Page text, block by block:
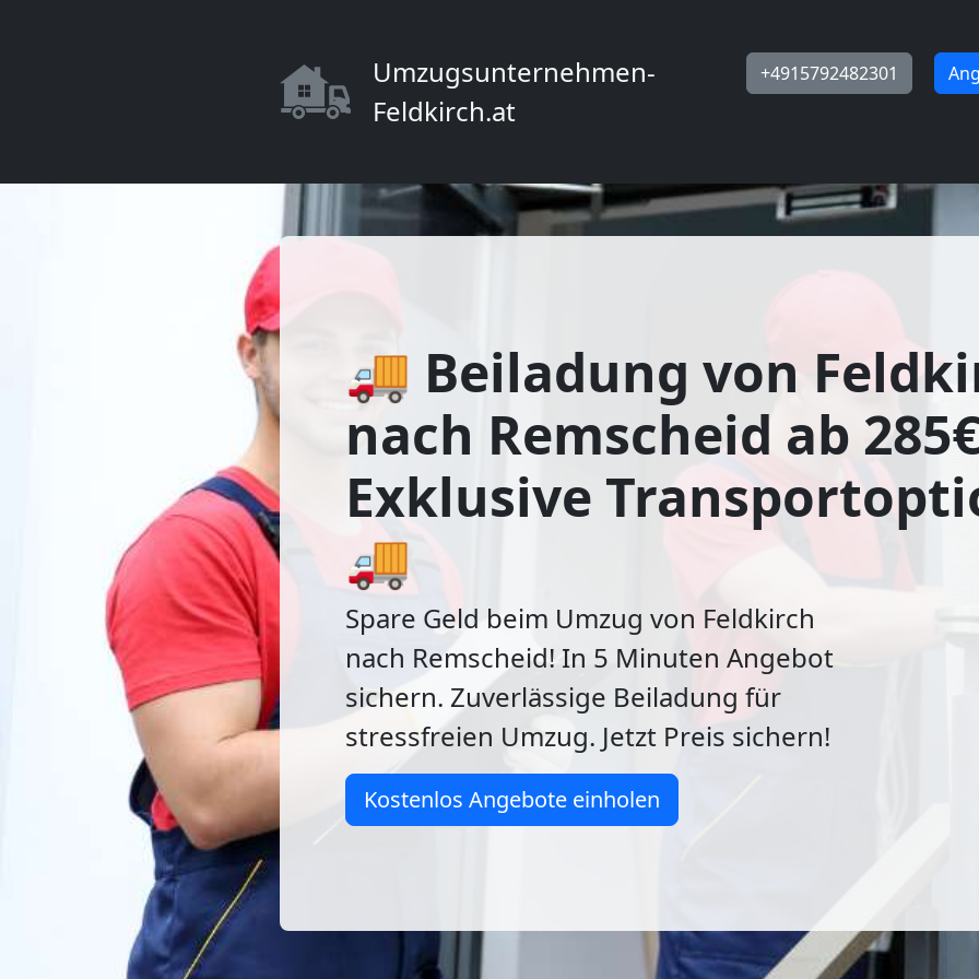
Umzugsunternehmen-
Feldkirch.at
+4915792482301
🚚 Beiladung von
nach Remscheid ab
Exklusive
🚚
Spare Geld beim Umzug von Feldkirch
nach Remscheid! In 5 Minuten Angebot
sichern. Zuverlässige Beiladung für
stressfreien Umzug. Jetzt Preis sichern!
Kostenlos Angebote einholen